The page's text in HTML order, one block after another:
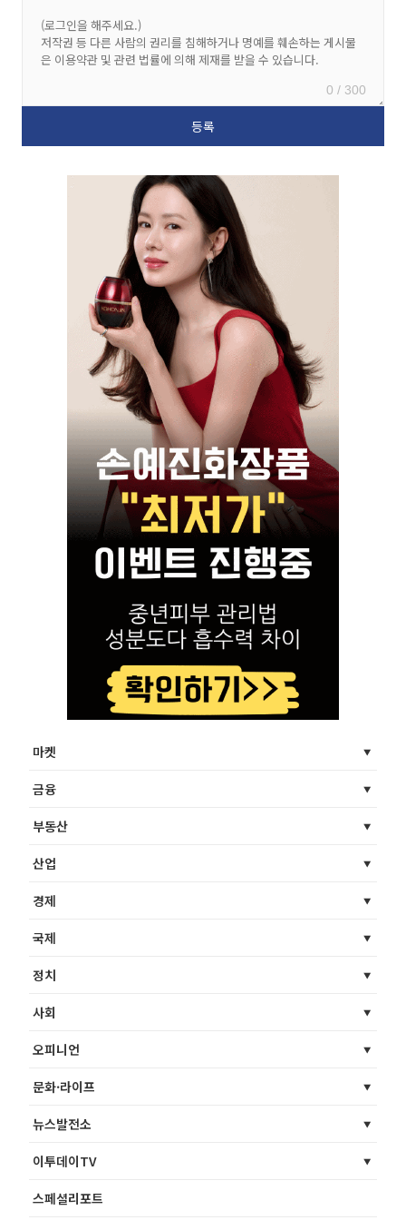
0 / 300
마켓
금융
부동산
산업
경제
국제
정치
사회
오피니언
문화·라이프
뉴스발전소
이투데이TV
스페셜리포트